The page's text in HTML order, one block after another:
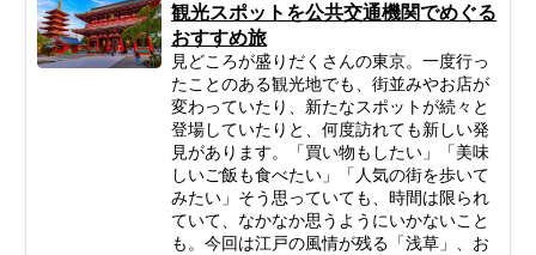
観光スポットを公共交通機関でめぐる
おすすめ旅
見どころが盛りだくさんの東京。一度行っ
たことのある観光地でも、街並みやお店が
変わっていたり、新たなスポットが続々と
登場していたりと、何度訪れても新しい発
見があります。「買い物もしたい」「美味
しいご飯も食べたい」「人気の街を歩いて
みたい」そう思っていても、時間は限られ
ていて、なかなか思うようにいかないこと
も。今回は江戸の風情が残る「浅草」、お